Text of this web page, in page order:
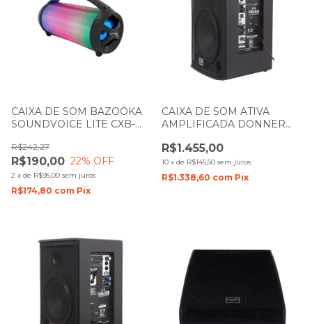
CAIXA DE SOM BAZOOKA
SOUNDVOICE LITE CXB-
R$190,00
R$242,27
22% OFF
2 x de R$95,00 sem juros
R$174,80 com Pix
CAIXA DE SOM ATIVA
AMPLIFICADA DONNER
R$1.455,00
10 x de R$145,50 sem juros
R$1.338,60 com Pix